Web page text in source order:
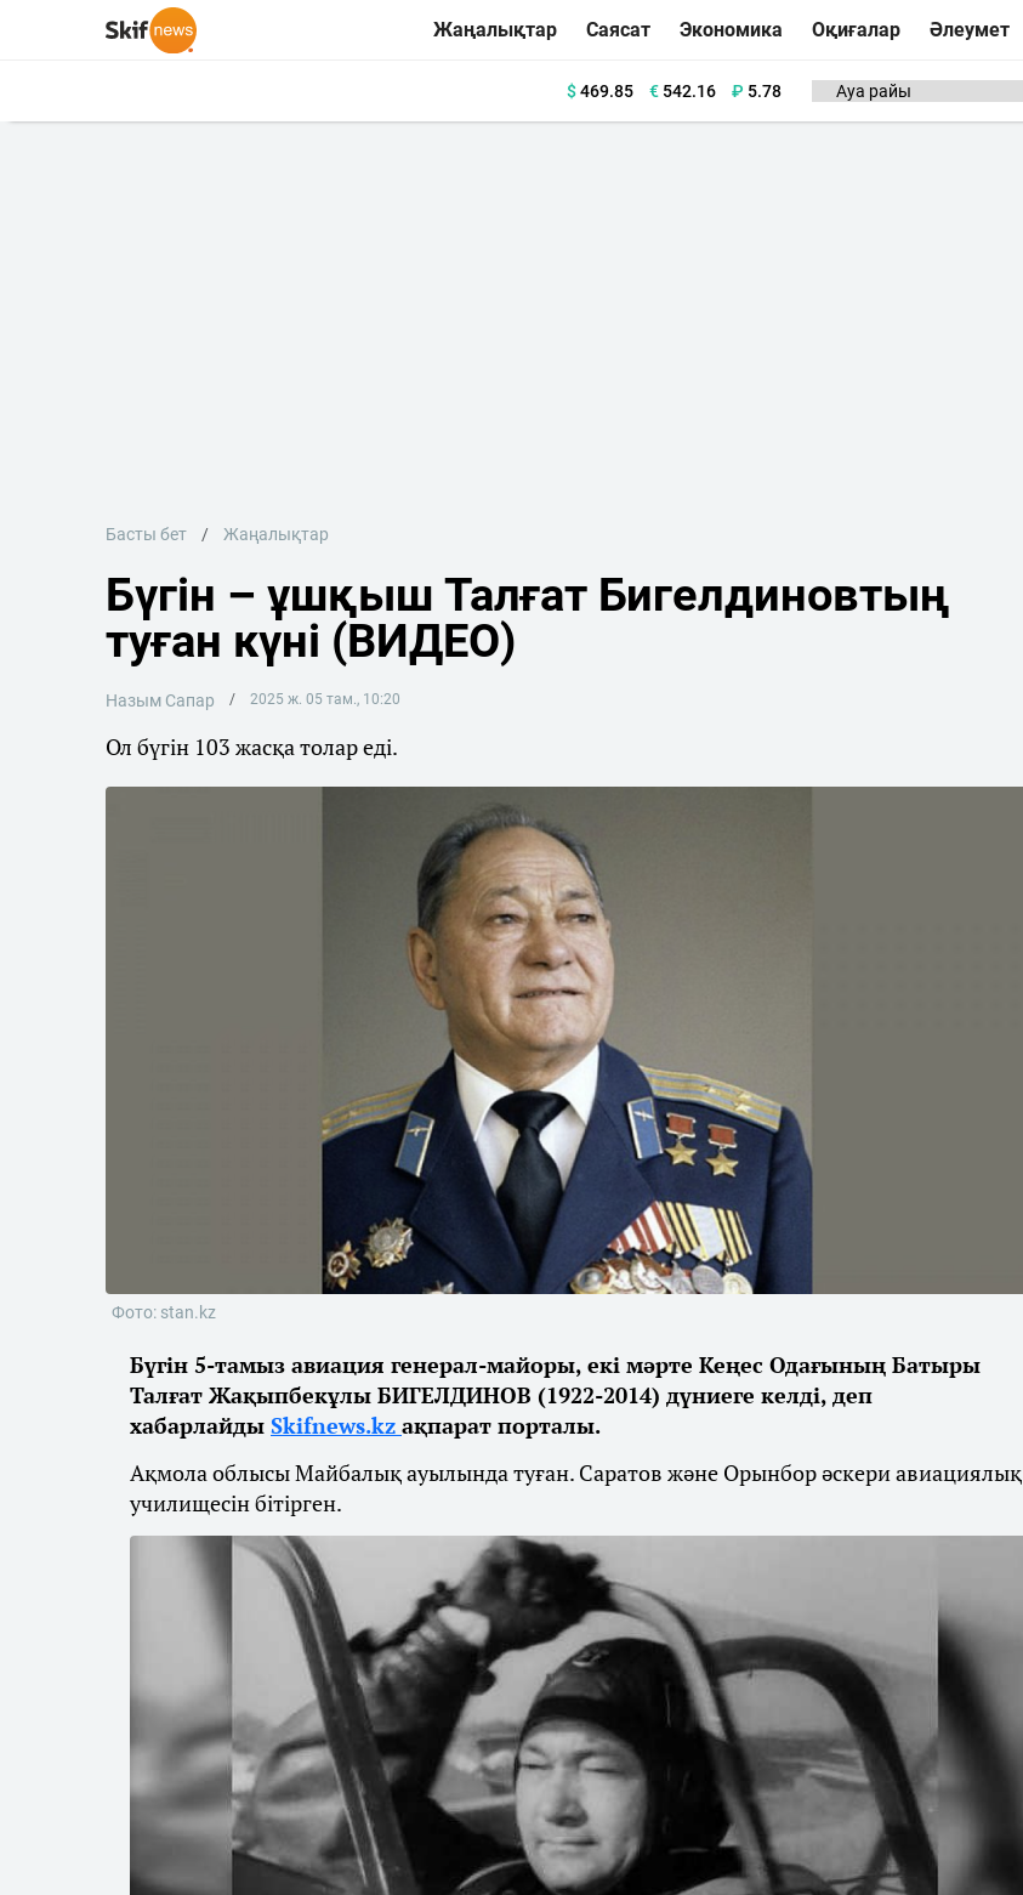
Жаңалықтар Саясат Экономика Оқиғалар Әлеумет
$469.85 €542.16 ₽ 5.78
Басты бет Жаңалықтар
Бүгін – ұшқыш Талғат Бигелдиновтың
туған күні (ВИДЕО)
Назым Сапар 2025 ж. 05 там., 10:20
Ол бүгін 103 жасқа толар еді.
Фото: stan.kz
Бүгін 5-тамыз авиация генерал-майоры, екі мәрте Кеңес Одағының Батыры
Талғат Жақыпбекұлы БИГЕЛДИНОВ (1922-2014) дүниеге келді, деп
хабарлайды Skifnews.kz ақпарат порталы.
Ақмола облысы Майбалық ауылында туған. Саратов және Орынбор әскери авиациялық
училищесін бітірген.